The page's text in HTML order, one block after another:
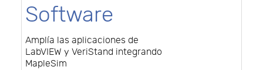
Software
Amplía las aplicaciones de
LabVIEW y VeriStand integrando
MapleSim